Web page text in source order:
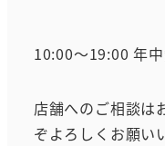
10:00～19:00 年
店舗へのご相談は
ぞよろしくお願い